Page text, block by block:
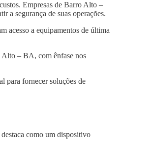
Empresas de Barro Alto –
a segurança de suas operações.
acesso a equipamentos de última
Alto – BA, com ênfase nos
para fornecer soluções de
como um dispositivo